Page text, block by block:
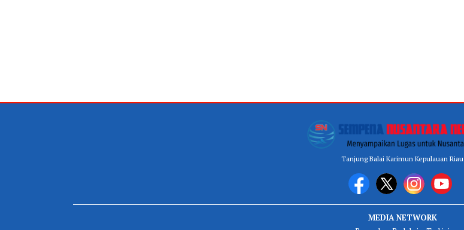
Tanjung Balai Karimun Kepulauan Riau
MEDIA NETWORK